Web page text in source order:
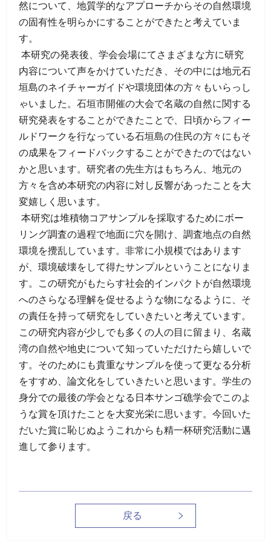
然について、地質学的なアプローチからその自然環境
の固有性を明らかにすることができたと考えていま
す。
本研究の発表後、学会会場にてさまざまな方に研究
内容について声をかけていただき、その中には地元石
垣島のネイチャーガイドや環境団体の方々もいらっし
ゃいました。石垣市開催の大会で名蔵の自然に関する
研究発表をすることができたことで、日頃からフィー
ルドワークを行なっている石垣島の住民の方々にもそ
の成果をフィードバックすることができたのではない
かと思います。研究者の先生方はもちろん、地元の
方々を含め本研究の内容に対し反響があったことを大
変嬉しく思います。
本研究は堆積物コアサンプルを採取するためにボー
リング調査の過程で地面に穴を開け、調査地点の自然
環境を攪乱しています。非常に小規模ではあります
が、環境破壊をして得たサンプルということになりま
す。この研究がもたらす社会的インパクトが自然環境
へのさらなる理解を促せるような物になるように、そ
の責任を持って研究をしていきたいと考えています。
この研究内容が少しでも多くの人の目に留まり、名蔵
湾の自然や地史について知っていただけたら嬉しいで
す。そのためにも貴重なサンプルを使って更なる分析
をすすめ、論文化をしていきたいと思います。学生の
身分での最後の学会となる日本サンゴ礁学会でこのよ
うな賞を頂けたことを大変光栄に思います。今回いた
だいた賞に恥じぬようこれからも精一杯研究活動に邁
進して参ります。
戻る